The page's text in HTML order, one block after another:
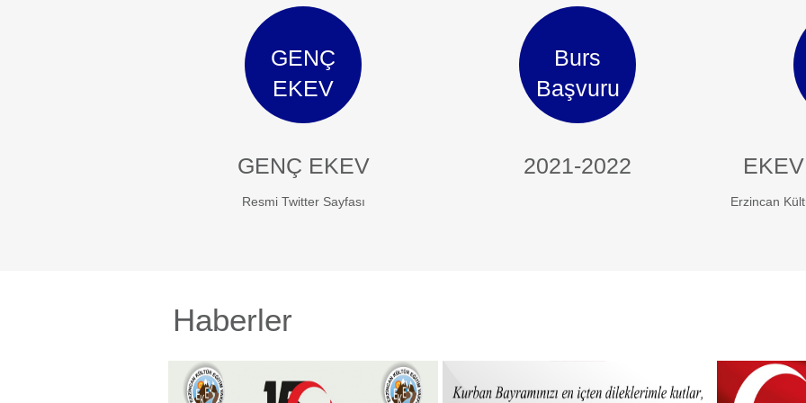
GENÇ
EKEV
GENÇ EKEV
Resmi Twitter Sayfası
Burs
Başvuru
2021-2022
Erzincan
Haberler